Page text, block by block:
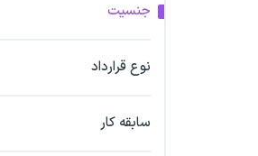
اراک
اردبیل
جنسیت
نوع قرارداد
سابقه کار